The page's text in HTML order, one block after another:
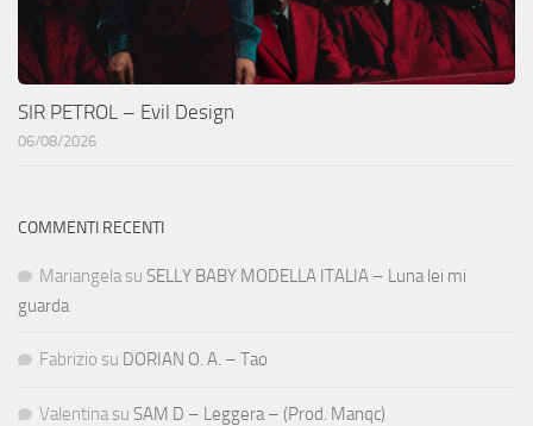
SIR PETROL – Evil Design
06/08/2026
COMMENTI RECENTI
Mariangela su SELLY BABY MODELLA ITALIA – Luna lei mi
guarda
Fabrizio su DORIAN O. A. – Tao
Valentina su SAM D – Leggera – (Prod. Manqc)